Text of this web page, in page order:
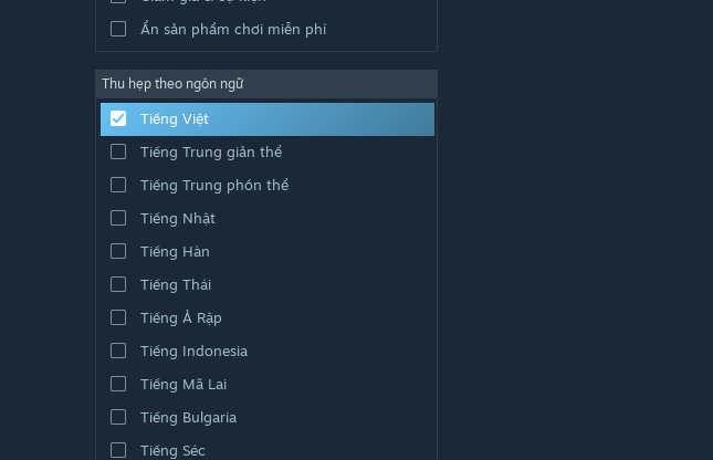
Ẩn sản phẩm chơi miễn phí
Thu hẹp theo ngôn ngữ
Tiếng Việt
Tiếng Trung giản thể
Tiếng Trung phồn thể
Tiếng Nhật
Tiếng Hàn
Tiếng Thái
Tiếng Ả Rập
Tiếng Indonesia
Tiếng Mã Lai
Tiếng Bulgaria
Tiếng Séc